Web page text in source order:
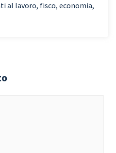
al lavoro, fisco, economia,